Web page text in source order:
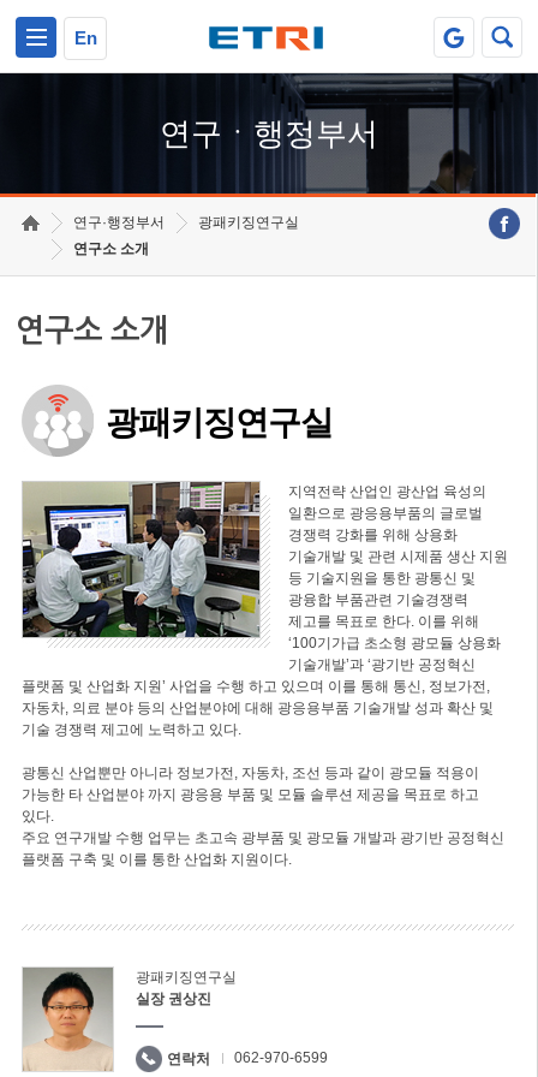
En
연구ㆍ행정부서
연구·행정부서
광패키징연구실
연구소 소개
연구소 소개
광패키징연구실
지역전략 산업인 광산업 육성의
일환으로 광응용부품의 글로벌
경쟁력 강화를 위해 상용화
기술개발 및 관련 시제품 생산 지원
등 기술지원을 통한 광통신 및
광융합 부품관련 기술경쟁력
제고를 목표로 한다. 이를 위해
‘100기가급 초소형 광모듈 상용화
기술개발’과 ‘광기반 공정혁신
플랫폼 및 산업화 지원’ 사업을 수행 하고 있으며 이를 통해 통신, 정보가전,
자동차, 의료 분야 등의 산업분야에 대해 광응용부품 기술개발 성과 확산 및
기술 경쟁력 제고에 노력하고 있다.
광통신 산업뿐만 아니라 정보가전, 자동차, 조선 등과 같이 광모듈 적용이
가능한 타 산업분야 까지 광응용 부품 및 모듈 솔루션 제공을 목표로 하고
있다.
주요 연구개발 수행 업무는 초고속 광부품 및 광모듈 개발과 광기반 공정혁신
플랫폼 구축 및 이를 통한 산업화 지원이다.
광패키징연구실
실장 권상진
연락처 062-970-6599